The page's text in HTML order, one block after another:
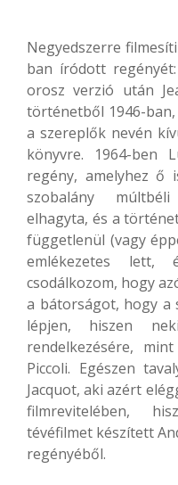
Negyedszerre
ban íródott
orosz verzió után
történetből 1946-
a szereplők nevén
könyvre. 1964-ben
regény, amelyhez ő
szobalány
elhagyta, és a
függetlenül (vagy
emlékezetes lett,
csodálkozom, hogy
a bátorságot, hogy a
lépjen, hiszen
rendelkezésére,
Piccoli. Egészen
Jacquot, aki azért
filmrevitelében,
tévéfilmet készített
regényéből.